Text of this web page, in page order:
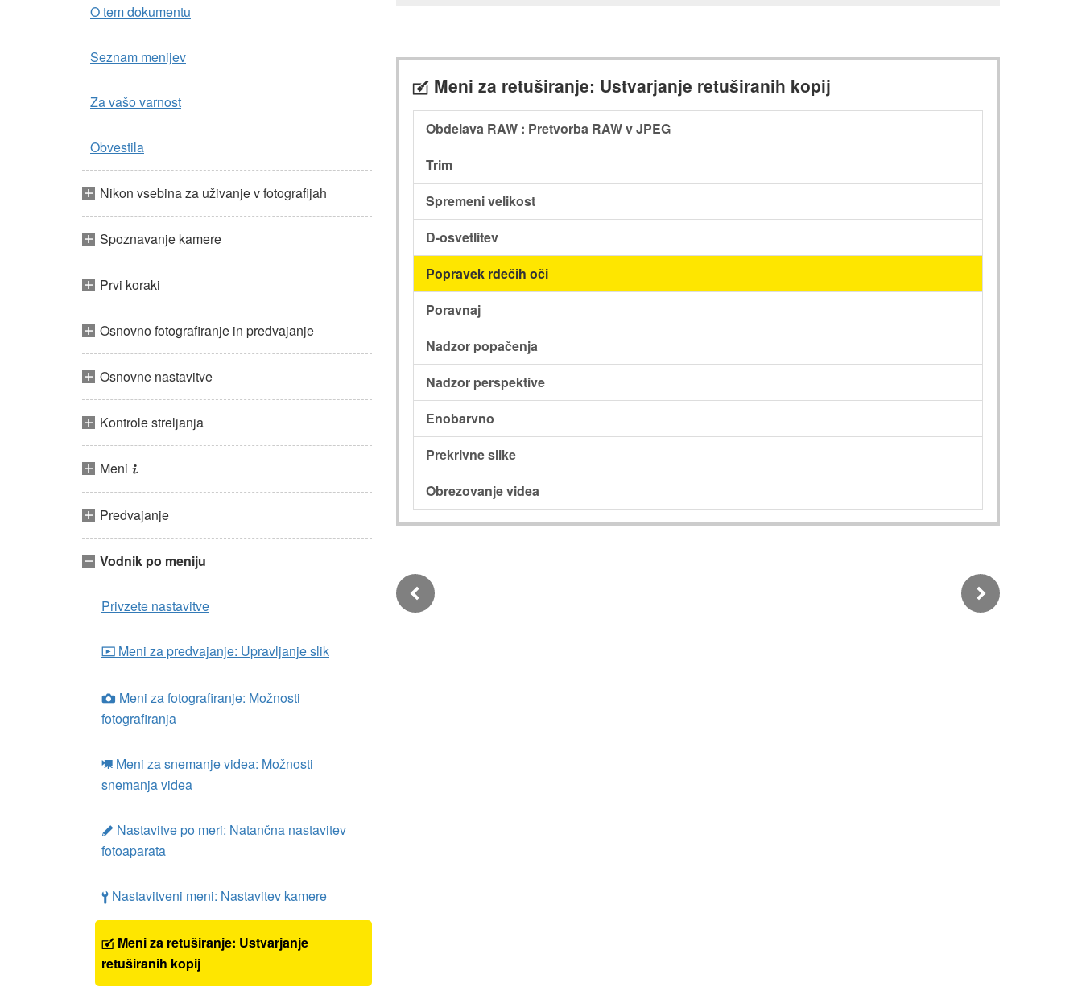
O tem dokumentu
Seznam menijev
Za vašo varnost
Obvestila
Nikon vsebina za uživanje v fotografijah
Spoznavanje kamere
Prvi koraki
Osnovno fotografiranje in predvajanje
Osnovne nastavitve
Kontrole streljanja
Meni i
Predvajanje
Vodnik po meniju
Privzete nastavitve
D Meni za predvajanje: Upravljanje slik
C Meni za fotografiranje: Možnosti
fotografiranja
1 Meni za snemanje videa: Možnosti
snemanja videa
A Nastavitve po meri: Natančna nastavitev
fotoaparata
B Nastavitveni meni: Nastavitev kamere
N Meni za retuširanje: Ustvarjanje
retuširanih kopij
N Meni za retuširanje: Ustvarjanje retuširanih kopij
Obdelava RAW : Pretvorba RAW v JPEG
Trim
Spremeni velikost
D-osvetlitev
Popravek rdečih oči
Poravnaj
Nadzor popačenja
Nadzor perspektive
Enobarvno
Prekrivne slike
Obrezovanje videa